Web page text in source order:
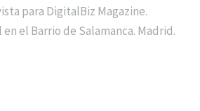
para DigitalBiz Magazine.
el Barrio de Salamanca. Madrid.